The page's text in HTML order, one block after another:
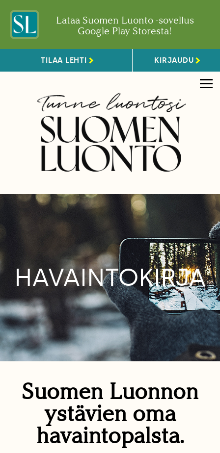
Lataa Suomen Luonto -sovellus
Google Play Storesta!
TILAA LEHTI KIRJAUDU
HAVAINTOKIRJA
Suomen Luonnon
ystävien oma
havaintopalsta.